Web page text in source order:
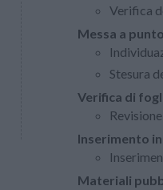
Verifica
Messa a
Stesura
Verifica di
Inserimento
Materiali